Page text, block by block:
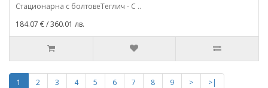
Стационарна с болтовеТеглич - С ..
184.07 €/ 360.01 лв.
1 2 3 4 5 6 7 8 9 >
>|